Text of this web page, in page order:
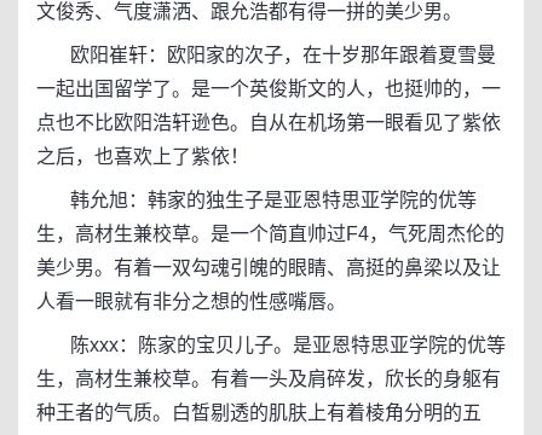
文俊秀、气度潇洒、跟允浩都有得一拼的美少男。
欧阳崔轩：欧阳家的次子，在十岁那年跟着夏雪曼
一起出国留学了。是一个英俊斯文的人，也挺帅的，一
点也不比欧阳浩轩逊色。自从在机场第一眼看见了紫依
之后，也喜欢上了紫依！
韩允旭：韩家的独生子是亚恩特思亚学院的优等
生，高材生兼校草。是一个简直帅过F4，气死周杰伦的
美少男。有着一双勾魂引魄的眼睛、高挺的鼻梁以及让
人看一眼就有非分之想的性感嘴唇。
陈xxx：陈家的宝贝儿子。是亚恩特思亚学院的优等
生，高材生兼校草。有着一头及肩碎发，欣长的身躯有
种王者的气质。白皙剔透的肌肤上有着棱角分明的五